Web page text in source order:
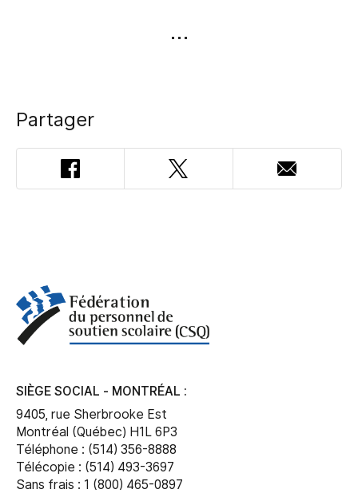
Partager
Facebook Twitter
Adresse
courriel
SIÈGE SOCIAL - MONTRÉAL :
9405, rue Sherbrooke Est
Montréal (Québec) H1L 6P3
Téléphone : (514) 356-8888
Télécopie : (514) 493-3697
Sans frais : 1 (800) 465-0897